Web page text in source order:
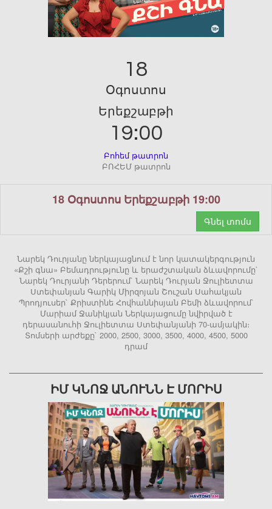
18
Օգոստոս
Երեքշաբթի
19:00
Բոհեմ թատրոն
ԲՈՀԵՄ թատրոն
18 Օգոստոս Երեքշաբթի 19:00
Գնել տոմս
Նարեկ Դուրյանը ներկայացնում է նոր կատակերգություն
«Քշի գնա» Բեմադրությունը և երաժշտական ձևավորումը`
Նարեկ Դուրյանի Դերերում` Նարեկ Դուրյան Ջուլիետտա
Ստեփանյան Գարիկ Միրզոյան Շուշան Սահակյան
Պրոդյուսեր` Քրիստինե Հովհաննիսյան Բեմի ձևավորում`
Մարիամ Ջանիկյան Ներկայացումը նվիրված է
դերասանուհի Ջուլիետտա Ստեփանյանի 70-ամյակին։
Տոմսերի արժեքը` 2000, 2500, 3000, 3500, 4000, 4500, 5000
դրամ
ԻՄ ԿՆՈՋ ԱՆՈՒՆՆ Է ՄՈՐԻՍ